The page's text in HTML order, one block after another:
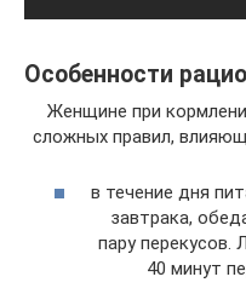
Особенности
Женщине при
сложных правил,
в течение дня
завтрака,
пару перекусов.
40 минут